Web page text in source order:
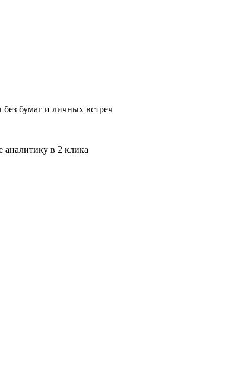
бумаг и личных встреч
аналитику в 2 клика